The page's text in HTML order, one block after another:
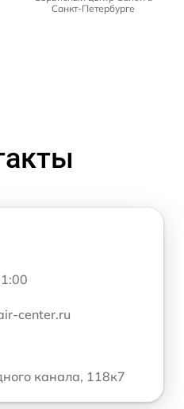
Санкт-Петербурге
center.ru
канала, 118к7